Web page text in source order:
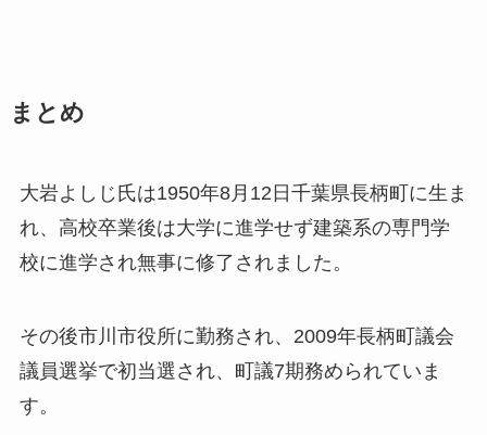
まとめ
大岩よしじ氏は1950年8月12日千葉県長柄町に生ま
れ、高校卒業後は大学に進学せず建築系の専門学
校に進学され無事に修了されました。
その後市川市役所に勤務され、2009年長柄町議会
議員選挙で初当選され、町議7期務められていま
す。